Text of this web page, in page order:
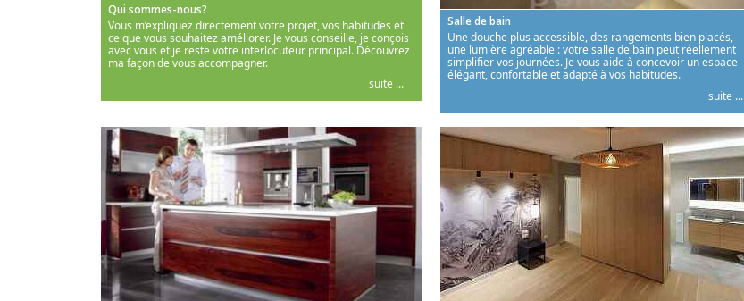
Qui sommes-nous?
Vous m’expliquez directement votre projet, vos habitudes et
ce que vous souhaitez améliorer. Je vous conseille, je conçois
avec vous et je reste votre interlocuteur principal. Découvrez
ma façon de vous accompagner.
suite ...
Salle de bain
Une douche plus accessible, des rangements bien placés,
une lumière agréable : votre salle de bain peut réellement
simplifier vos journées. Je vous aide à concevoir un espace
élégant, confortable et adapté à vos habitudes.
suite ...